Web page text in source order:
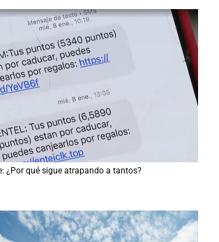
¿Por qué sigue atrapando a tantos?